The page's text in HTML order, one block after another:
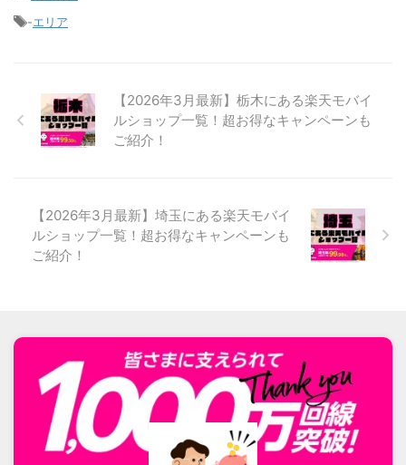
-エリア
【2026年3月最新】栃木にある楽天モバイ
ルショップ一覧！超お得なキャンペーンも
ご紹介！
【2026年3月最新】埼玉にある楽天モバイ
ルショップ一覧！超お得なキャンペーンも
ご紹介！